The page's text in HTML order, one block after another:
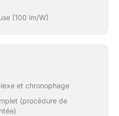
(100 lm/W)
et chronophage
(procédure de